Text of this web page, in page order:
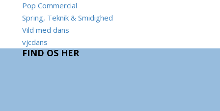
Pop Commercial
Spring, Teknik & Smidighed
Vild med dans
vjcdans
FIND OS HER